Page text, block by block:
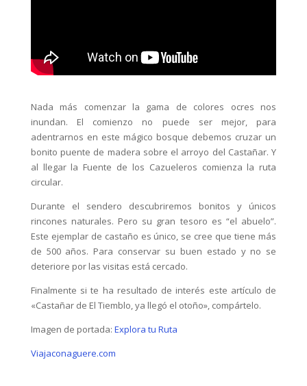
Nada más comenzar la gama de colores ocres nos
inundan. El comienzo no puede ser mejor, para
adentrarnos en este mágico bosque debemos cruzar un
bonito puente de madera sobre el arroyo del Castañar. Y
al llegar la Fuente de los Cazueleros comienza la ruta
circular.
Durante el sendero descubriremos bonitos y únicos
rincones naturales. Pero su gran tesoro es “el abuelo”.
Este ejemplar de castaño es único, se cree que tiene más
de 500 años. Para conservar su buen estado y no se
deteriore por las visitas está cercado.
Finalmente si te ha resultado de interés este artículo de
«Castañar de El Tiemblo, ya llegó el otoño», compártelo.
Imagen de portada: Explora tu Ruta
Viajaconaguere.com